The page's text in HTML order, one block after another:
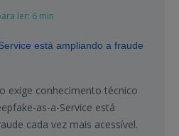
ler: 6 min
está ampliando a fraude
exige conhecimento técnico
as-a-Service está
cada vez mais acessível.